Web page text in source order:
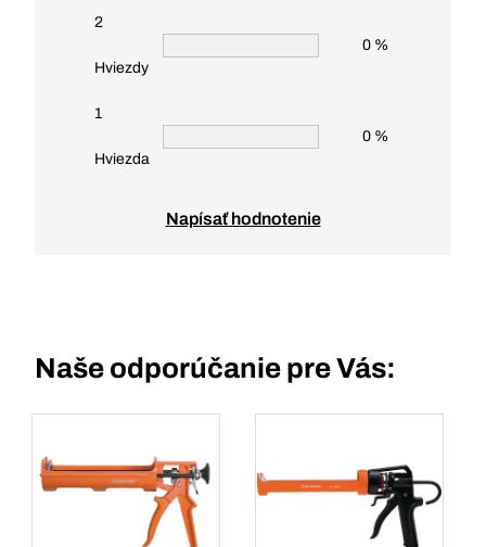
2
Hviezdy
0 %
1
Hviezda
0 %
Napísať hodnotenie
Naše odporúčanie pre Vás: